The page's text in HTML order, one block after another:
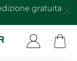
gratuita